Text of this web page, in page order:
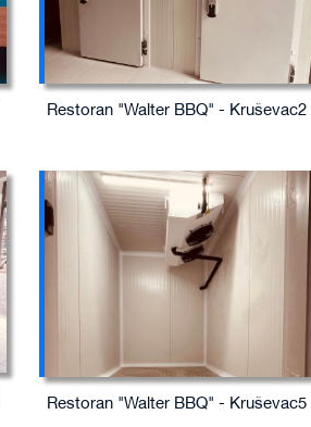
Restoran "Walter BBQ" - Kruševac2
Restoran "Walter BBQ" - Kruševac5